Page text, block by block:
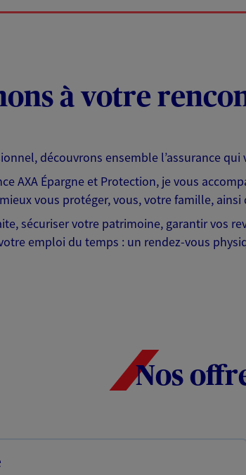
à votre
découvrons ensemble l’assurance qui
AXA Épargne et Protection, je vous
vous protéger, vous, votre famille,
sécuriser votre patrimoine, garantir vos
votre emploi du temps : un rendez-vous
Nos